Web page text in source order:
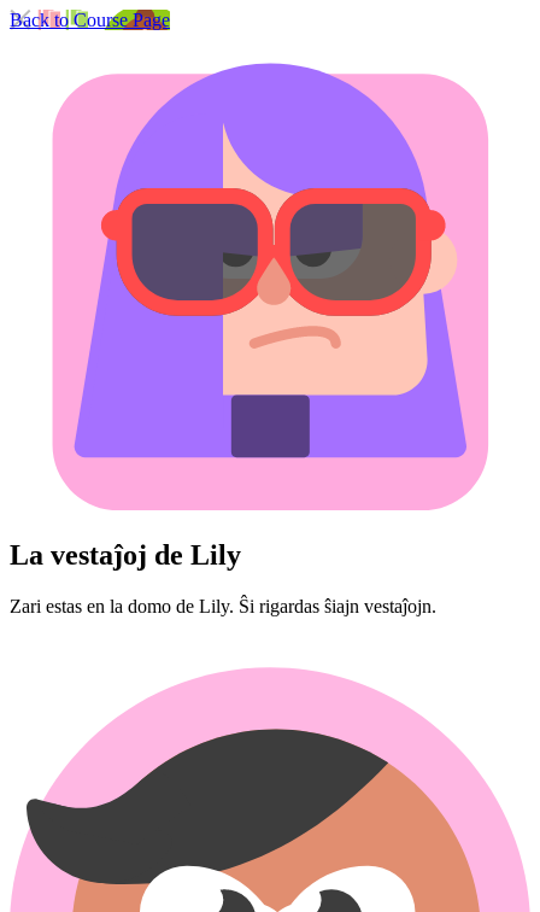
Back to Course Page
La vestaĵoj de Lily
Zari estas en la domo de Lily. Ŝi rigardas ŝiajn vestaĵojn.